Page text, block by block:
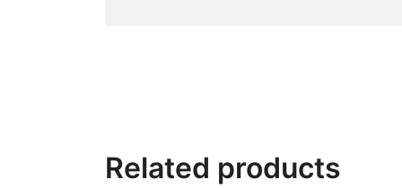
Related products